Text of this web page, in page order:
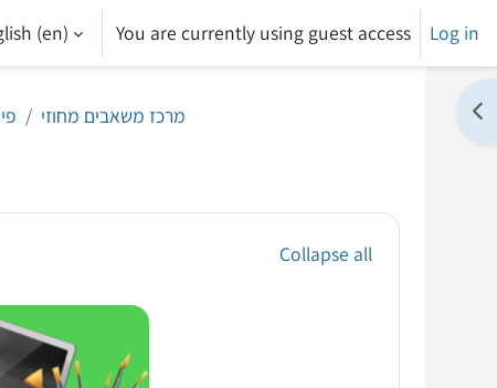
‎(en)‎ You are currently using guest access Log in
מרכז משאבים מחוזי
Collapse all